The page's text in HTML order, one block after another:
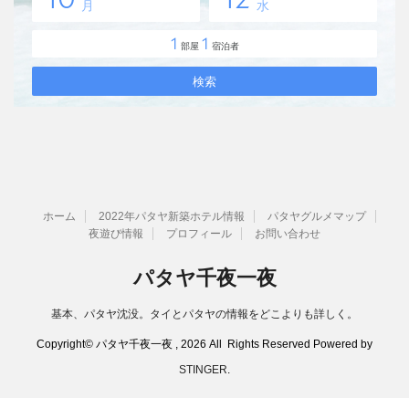
ホーム 2022年パタヤ新築ホテル情報
パタヤグルメマップ
夜遊び情報
プロフィール お問い合わせ
パタヤ千夜一夜
基本、パタヤ沈没。タイとパタヤの情報をどこよりも詳しく。
Copyright© パタヤ千夜一夜 , 2026 All Rights Reserved Powered by
STINGER.